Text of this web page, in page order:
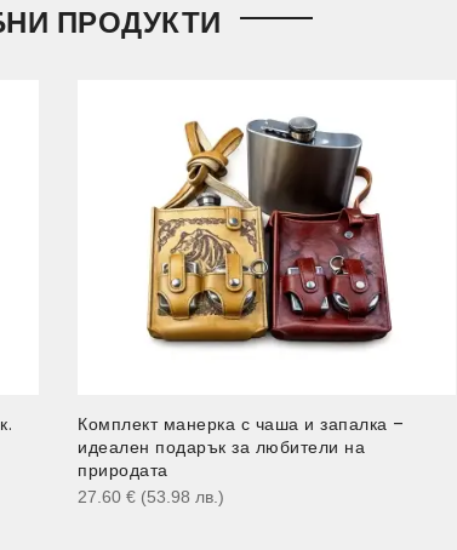
ПРОДУКТИ
Комплект манерка с чаша и запалка –
идеален подарък за любители на
природата
27.60 € (53.98 лв. )